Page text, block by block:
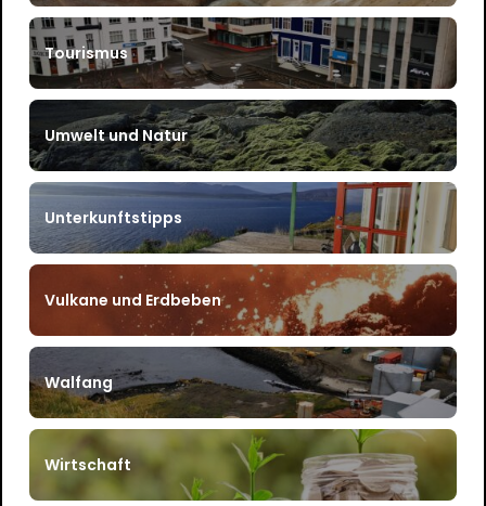
Tourismus
Umwelt und Natur
Unterkunftstipps
Vulkane und Erdbeben
Walfang
Wirtschaft